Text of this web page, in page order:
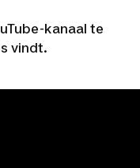
kanaal te
vindt.